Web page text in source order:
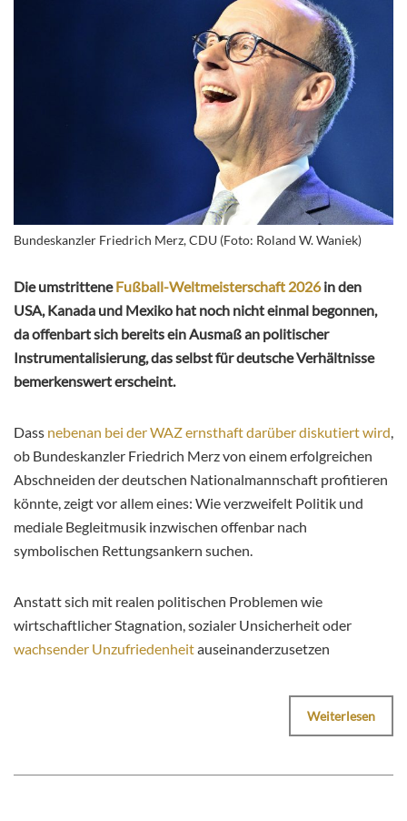
Bundeskanzler Friedrich Merz, CDU (Foto: Roland W. Waniek)
Die umstritteneFußball-Weltmeisterschaft 2026in den
USA, Kanada und Mexiko hat noch nicht einmal begonnen,
da offenbart sich bereits ein Ausmaß an politischer
Instrumentalisierung, das selbst für deutsche Verhältnisse
bemerkenswert erscheint.
Dass nebenan bei der WAZ ernsthaft darüber diskutiert wird,
ob Bundeskanzler Friedrich Merz von einem erfolgreichen
Abschneiden der deutschen Nationalmannschaft profitieren
könnte, zeigt vor allem eines: Wie verzweifelt Politik und
mediale Begleitmusik inzwischen offenbar nach
symbolischen Rettungsankern suchen.
Anstatt sich mit realen politischen Problemen wie
wirtschaftlicher Stagnation, sozialer Unsicherheit oder
wachsender Unzufriedenheitauseinanderzusetzen
Weiterlesen